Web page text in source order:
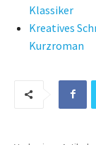
Klassiker
Kreatives
Kurzroman